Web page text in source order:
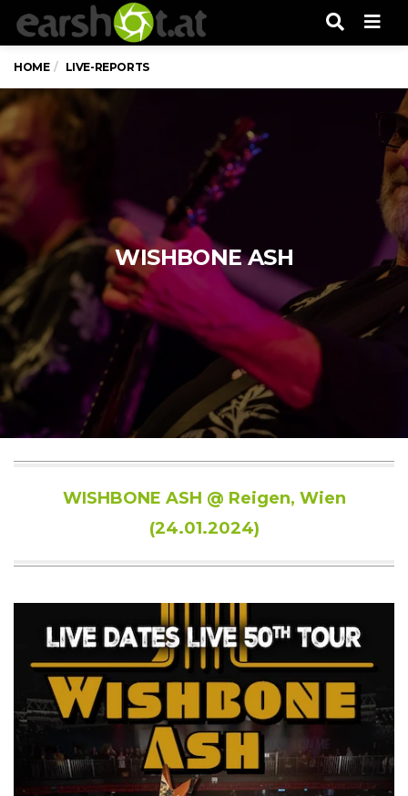
HOME LIVE-REPORTS
WISHBONE ASH
WISHBONE ASH @ Reigen, Wien
(24.01.2024)